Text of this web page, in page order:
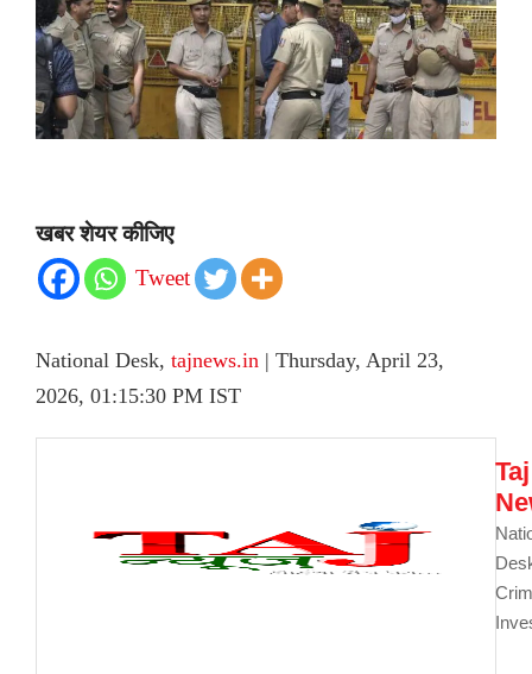
खबर शेयर कीजिए
Tweet
National Desk, tajnews.in | Thursday, April 23,
2026, 01:15:30 PM IST
Taj